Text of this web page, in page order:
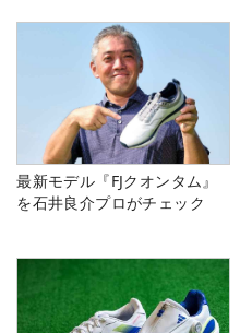
最新モデル『FJクオンタム』
を石井良介プロがチェック